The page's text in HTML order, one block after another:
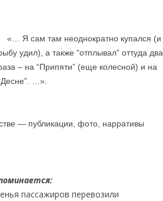
«… Я сам там неоднократно купался (и
удил), а также “отплывал” оттуда два
– на “Припяти” (еще колесной) и на
…».
— публикации, фото, нарративы
пассажиров перевозили